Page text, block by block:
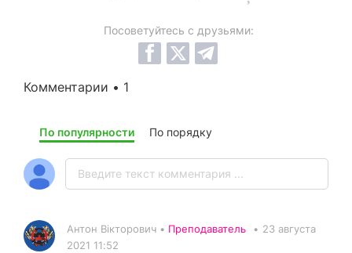
Посоветуйтесь с друзьями:
Комментарии • 1
По популярности По порядку
Антон Вікторович • Преподаватель • 23 августа
2021 11:52